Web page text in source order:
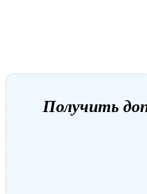
Получить